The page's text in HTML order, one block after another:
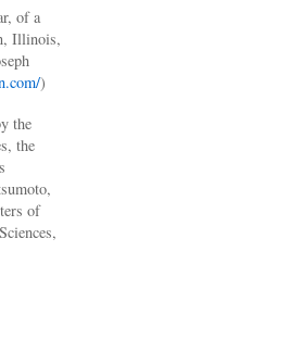
of a
Illinois,
)
the
the
of